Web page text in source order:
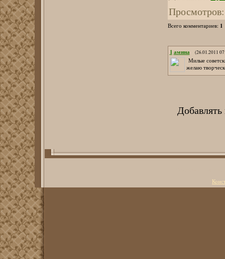
Просмотров:
Всего комментариев: 1
1 амина (26.01.2011
Милые
желаю